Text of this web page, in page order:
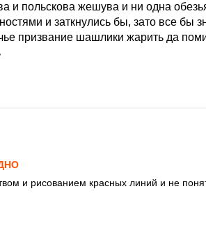
и польскова жешува и ни одна
и заткнулись бы, зато все бы
призвание шашлики жарить да
и рисованием красных линий и не